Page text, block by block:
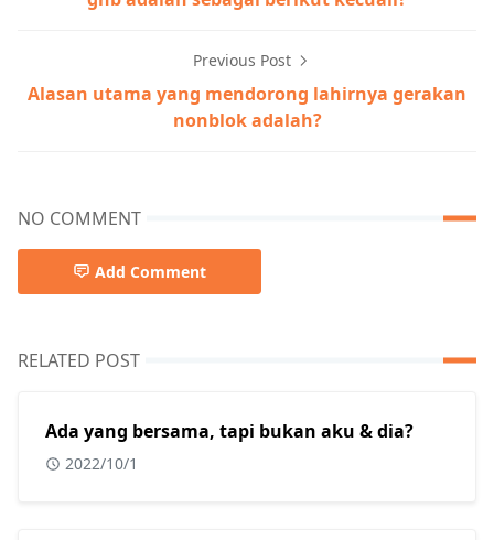
Previous Post
Alasan utama yang mendorong lahirnya gerakan
nonblok adalah?
NO COMMENT
Add Comment
RELATED POST
Ada yang bersama, tapi bukan aku & dia?
2022/10/1